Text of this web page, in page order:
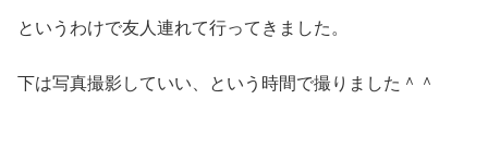
というわけで友人連れて行ってきました。
下は写真撮影していい、という時間で撮りました＾＾